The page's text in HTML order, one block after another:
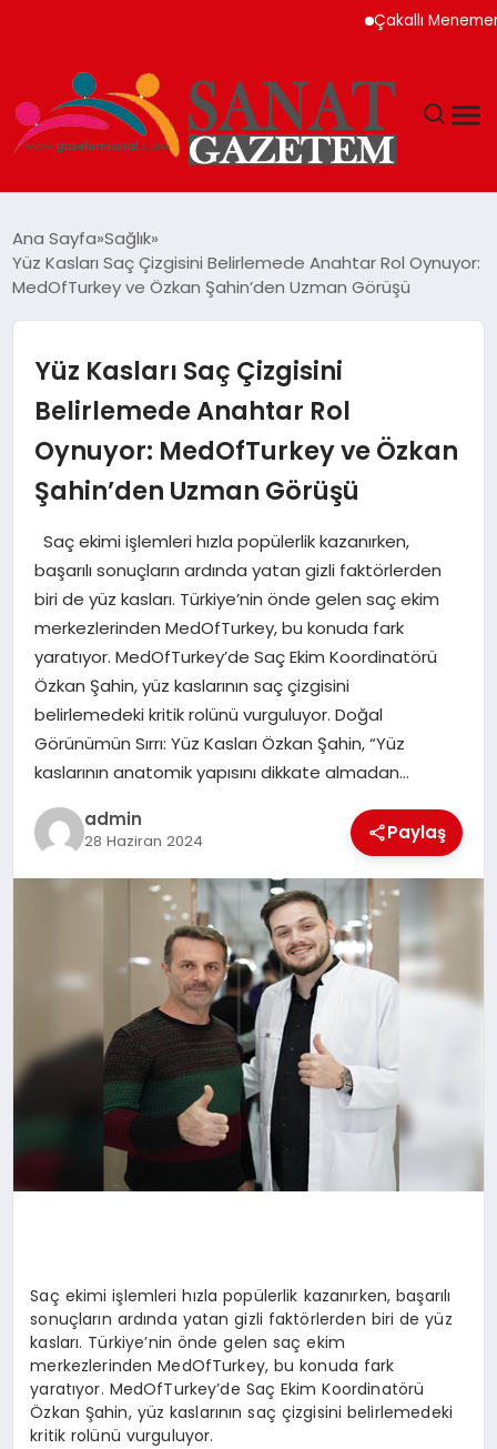
Çakallı Menemeni
TEKNOLOJI
YAŞAM
EKONOMI
SAĞLIK
DÜNYA
EĞITIM
Ana Sayfa Sağlık
Yüz Kasları Saç Çizgisini Belirlemede Anahtar Rol Oynuyor:
MedOfTurkey ve Özkan Şahin’den Uzman Görüşü
Yüz Kasları Saç Çizgisini
Belirlemede Anahtar Rol
Oynuyor: MedOfTurkey ve Özkan
Şahin’den Uzman Görüşü
Saç ekimi işlemleri hızla popülerlik kazanırken,
başarılı sonuçların ardında yatan gizli faktörlerden
biri de yüz kasları. Türkiye’nin önde gelen saç ekim
merkezlerinden MedOfTurkey, bu konuda fark
yaratıyor. MedOfTurkey’de Saç Ekim Koordinatörü
Özkan Şahin, yüz kaslarının saç çizgisini
belirlemedeki kritik rolünü vurguluyor. Doğal
Görünümün Sırrı: Yüz Kasları Özkan Şahin, “Yüz
kaslarının anatomik yapısını dikkate almadan…
admin
28 Haziran 2024 Paylaş
Saç ekimi işlemleri hızla popülerlik kazanırken, başarılı
sonuçların ardında yatan gizli faktörlerden biri de yüz
kasları. Türkiye’nin önde gelen saç ekim
merkezlerinden MedOfTurkey, bu konuda fark
yaratıyor. MedOfTurkey’de Saç Ekim Koordinatörü
Özkan Şahin, yüz kaslarının saç çizgisini belirlemedeki
kritik rolünü vurguluyor.